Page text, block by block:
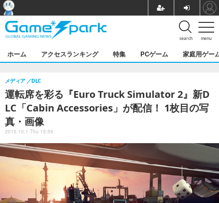
menu
search
ホーム アクセスランキング 特集 PCゲーム 家庭用ゲー
運転席を彩る『Euro Truck Simulator 2』新D
LC「Cabin Accessories」が配信！ 1枚目の写
真・画像
メディア DLC
2015.10.1 Thu 15:59